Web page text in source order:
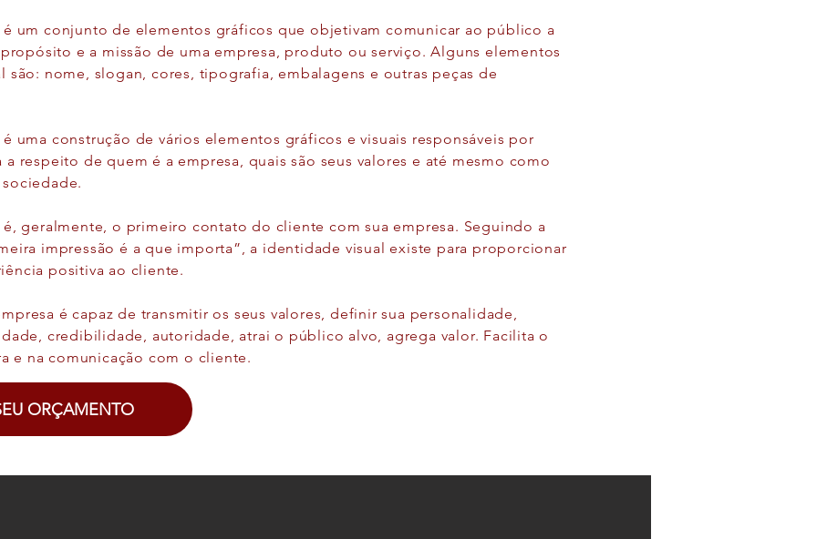
um conjunto de elementos gráficos que objetivam comunicar ao público a
e a missão de uma empresa, produto ou serviço. Alguns elementos
são: nome, slogan, cores, tipografia, embalagens e outras peças de
é uma construção de vários elementos gráficos e visuais responsáveis por
a respeito de quem é a empresa, quais são seus valores e até mesmo como
geralmente, o primeiro contato do cliente com sua empresa. Seguindo a
impressão é a que importa”, a identidade visual existe para proporcionar
positiva ao cliente.
é capaz de transmitir os seus valores, definir sua personalidade,
credibilidade, autoridade, atrai o público alvo, agrega valor. Facilita o
e na comunicação com o cliente.
ORÇAMENTO